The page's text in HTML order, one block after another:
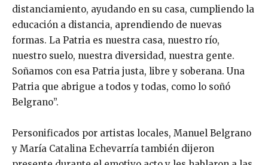
distanciamiento, ayudando en su casa, cumpliendo la
educación a distancia, aprendiendo de nuevas
formas. La Patria es nuestra casa, nuestro río,
nuestro suelo, nuestra diversidad, nuestra gente.
Soñamos con esa Patria justa, libre y soberana. Una
Patria que abrigue a todos y todas, como lo soñó
Belgrano”.
Personificados por artistas locales, Manuel Belgrano
y María Catalina Echevarría también dijeron